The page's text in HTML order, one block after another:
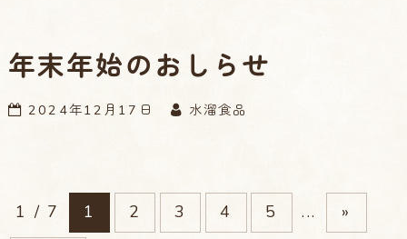
年末年始のおしらせ
2024年12月17日 水溜食品
1 / 7 1 2 3 4 5 ... »